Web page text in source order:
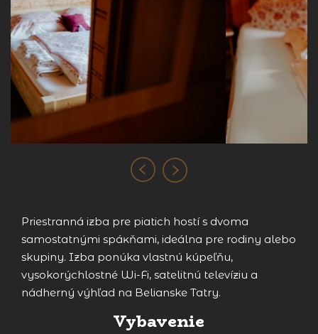
Priestranná izba pre piatich hostí s dvoma
samostatnými spáĸňami, ideálna pre rodiny alebo
skupiny. Izba ponúka vlastnú kúpeľňu,
vysokorýchlostné Wi-Fi, satelitnú televíziu a
nádherný výhľad na Belianske Tatry.
Vybavenie